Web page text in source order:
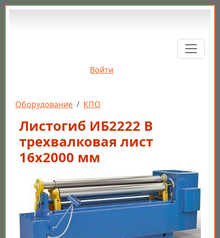
Перейти к основному содержанию
Войти
Строка навигации
Оборудование КПО
Листогиб ИБ2222 В
трехвалковая лист
16х2000 мм